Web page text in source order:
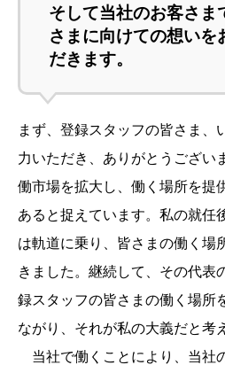
そして当社のお客さま
さまに向けての想いを
だきます。
まず、登録スタッフの皆さま、
力いただき、ありがとうござい
働市場を拡大し、働く場所を提
あると捉えています。私の就任
は軌道に乗り、皆さまの働く場
きました。継続して、その代表
録スタッフの皆さまの働く場所
ながり、それが私の大義だと考
当社で働くことにより、当社